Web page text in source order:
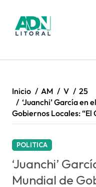
contenido
Inicio AM V
25
‘Juanchi’ García en
Gobiernos Locales:
POLITICA
‘Juanchi’
Mundial de